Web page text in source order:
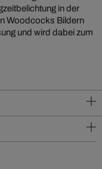
in der
Woodcocks Bildern
und wird dabei zum